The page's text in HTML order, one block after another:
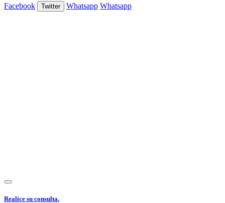
Facebook Twitter Whatsapp Whatsapp
Realice su consulta.